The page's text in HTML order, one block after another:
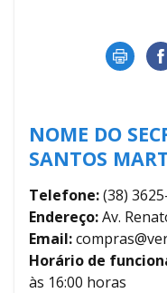
NOME DO
SANTOS
Telefone:(38)
Endereço:Av.
Email:
Horário de
às 16:00 horas